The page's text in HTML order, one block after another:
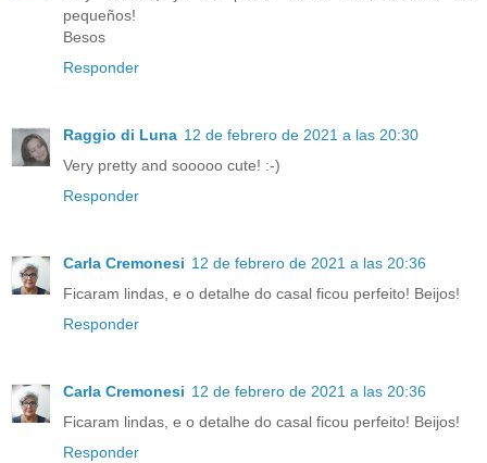
pequeños!
Besos
Responder
Raggio di Luna 12 de febrero de 2021 a las 20:30
Very pretty and sooooo cute! :-)
Responder
Carla Cremonesi 12 de febrero de 2021 a las 20:36
Ficaram lindas, e o detalhe do casal ficou perfeito! Beijos!
Responder
Carla Cremonesi 12 de febrero de 2021 a las 20:36
Ficaram lindas, e o detalhe do casal ficou perfeito! Beijos!
Responder